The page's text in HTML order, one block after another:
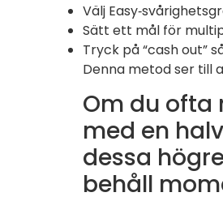
Välj
Sätt ett mål för
Tryck på “cash out”
Denna metod ser till
Om du
med en
dessa
behåll